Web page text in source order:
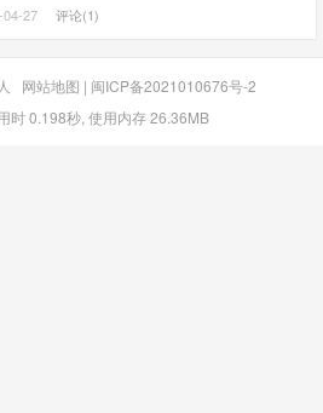
04-27 评论(1)
网站地图 | 闽ICP备2021010676号-2
时 0.198秒, 使用内存 26.36MB